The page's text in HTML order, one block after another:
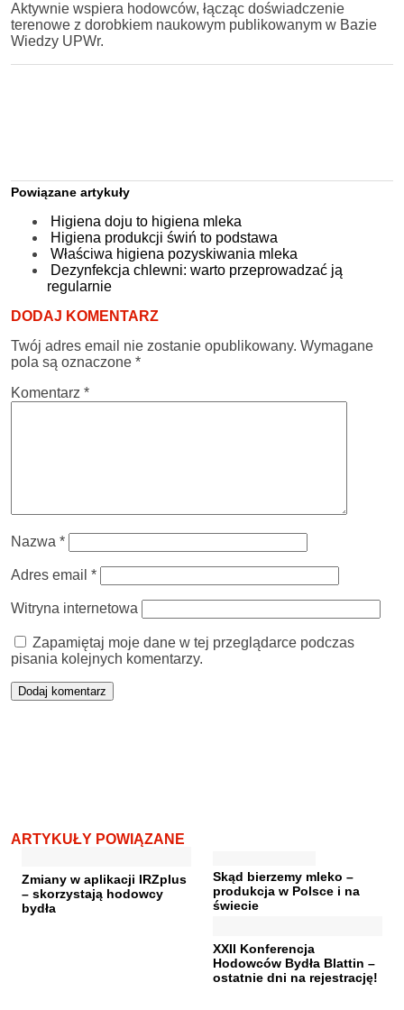
Aktywnie wspiera hodowców, łącząc doświadczenie
terenowe z dorobkiem naukowym publikowanym w Bazie
Wiedzy UPWr.
Powiązane artykuły
Higiena doju to higiena mleka
Higiena produkcji świń to podstawa
Właściwa higiena pozyskiwania mleka
Dezynfekcja chlewni: warto przeprowadzać ją
regularnie
DODAJ KOMENTARZ
Twój adres email nie zostanie opublikowany. Wymagane
pola są oznaczone *
Komentarz *
Nazwa *
Adres email *
Witryna internetowa
Zapamiętaj moje dane w tej przeglądarce podczas
pisania kolejnych komentarzy.
ARTYKUŁY POWIĄZANE
Zmiany w aplikacji IRZplus
– skorzystają hodowcy
bydła
Skąd bierzemy mleko –
produkcja w Polsce i na
świecie
XXII Konferencja
Hodowców Bydła Blattin –
ostatnie dni na rejestrację!